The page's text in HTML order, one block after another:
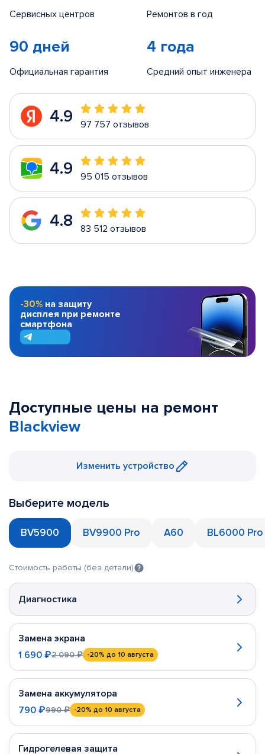
Сервисных центров Ремонтов в год
90 дней
Официальная гарантия
4 года
Средний опыт инженера
4.9 97 757 отзывов
4.9 95 015 отзывов
4.8 83 512 отзывов
-30% на защиту
дисплея при ремонте
смартфона
Доступные цены на ремонт
Blackview
Изменить устройство
Выберите модель
BV5900 BV9900 Pro A60 BL6000 Pro
Стоимость работы (без детали)
Диагностика
Замена экрана
1 690 ₽2 090 ₽ -20% до 10 августа
Замена аккумулятора
790 ₽990 ₽ -20% до 10 августа
Гидрогелевая защита